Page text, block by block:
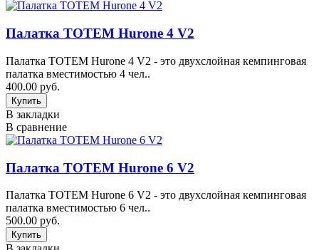
Палатка TOTEM Hurone 4 V2
Палатка TOTEM Hurone 4 V2 - это двухслойная кемпинговая
палатка вместимостью 4 чел..
400.00 руб.
В закладки
В сравнение
Палатка TOTEM Hurone 6 V2
Палатка TOTEM Hurone 6 V2 - это двухслойная кемпинговая
палатка вместимостью 6 чел..
500.00 руб.